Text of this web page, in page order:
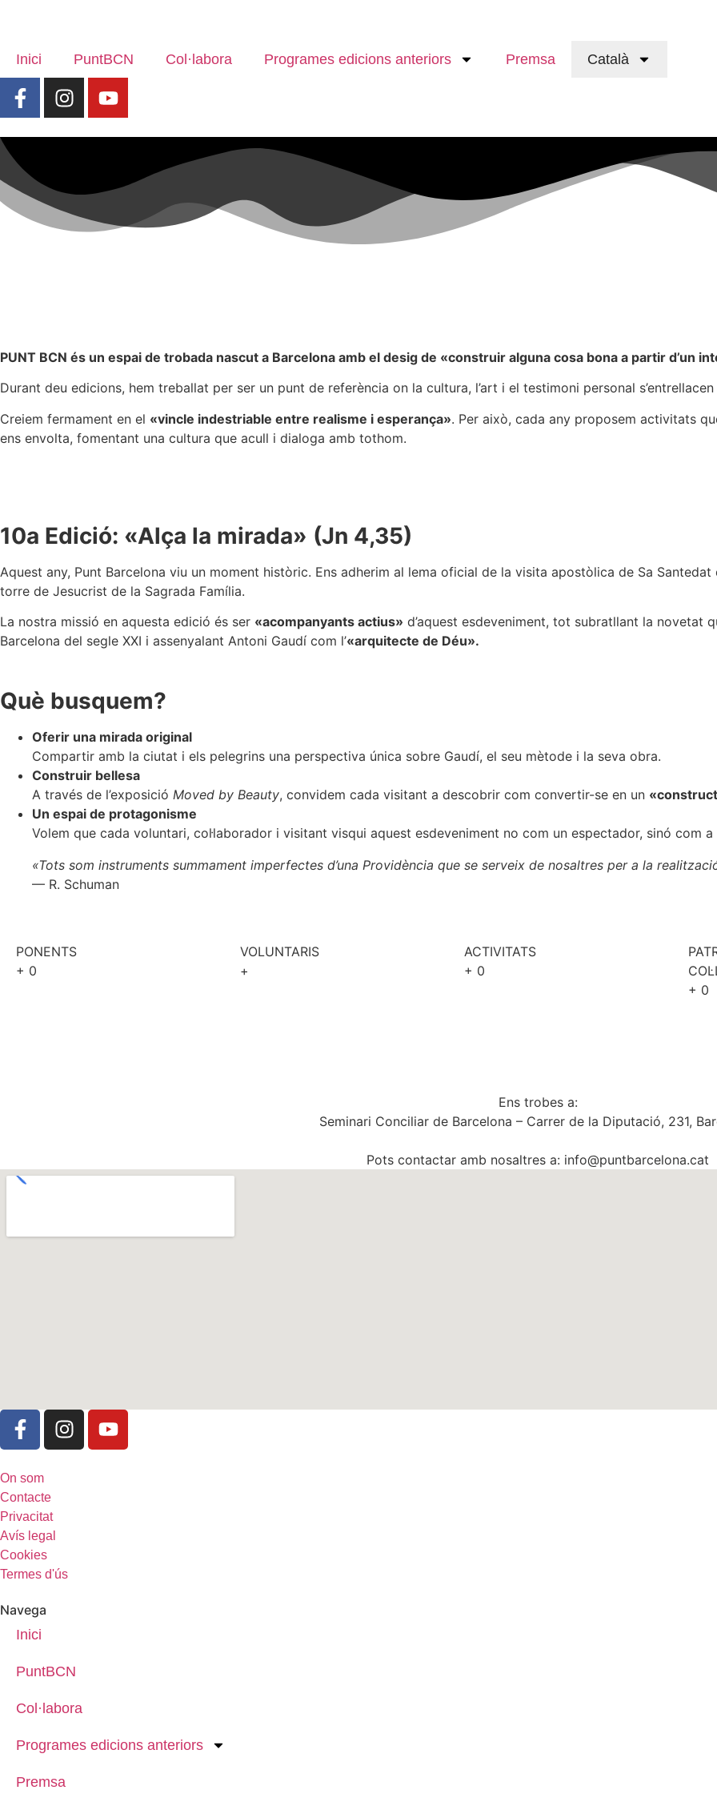
Inici PuntBCN Col·labora Programes edicions anteriors Premsa Català
PUNT BCN és un espai de trobada nascut a Barcelona amb el desig de «construir alguna cosa bona a partir d’un
Durant deu edicions, hem treballat per ser un punt de referència on la cultura, l’art i el testimoni personal
Creiem fermament en el «vincle indestriable entre realisme i esperança». Per això, cada any proposem activitats
ens envolta, fomentant una cultura que acull i dialoga amb tothom.
10a Edició: «Alça la mirada» (Jn 4,35)
Aquest any, Punt Barcelona viu un moment històric. Ens adherim al lema oficial de la visita apostòlica de Sa
torre de Jesucrist de la Sagrada Família.
La nostra missió en aquesta edició és ser «acompanyants actius» d’aquest esdeveniment, tot subratllant la novetat
Barcelona del segle XXI i assenyalant Antoni Gaudí com l’«arquitecte de Déu».
Què busquem?
Oferir una mirada original
Compartir amb la ciutat i els pelegrins una perspectiva única sobre Gaudí, el seu mètode i la seva obra.
Construir bellesa
A través de l’exposició Moved by Beauty, convidem cada visitant a descobrir com convertir-se en un
Un espai de protagonisme
Volem que cada voluntari, col·laborador i visitant visqui aquest esdeveniment no com un espectador, sinó com
«Tots som instruments summament imperfectes d’una Providència que se serveix de nosaltres per a la
— R. Schuman
PONENTS
+ 0
VOLUNTARIS
+
ACTIVITATS
+ 0
+ 0
Ens trobes a:
Seminari Conciliar de Barcelona – Carrer de la Diputació, 231,
Pots contactar amb nosaltres a: info@puntbarcelona.cat
On som
Contacte
Privacitat
Avís legal
Cookies
Termes d'ús
Navega
Inici
PuntBCN
Col·labora
Programes edicions anteriors
Premsa